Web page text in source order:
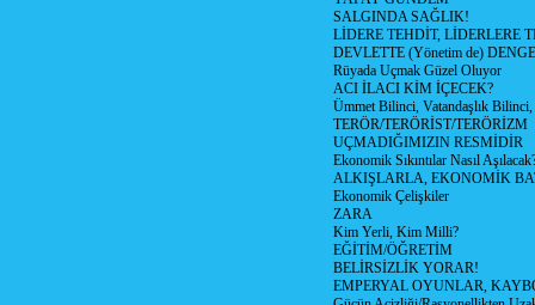
SALGINDA SAĞLIK!
LİDERE TEHDİT, LİDERLERE
DEVLETTE (Yönetim de)
Rüyada Uçmak Güzel Oluyor
ACI İLACI KİM İÇECEK?
Ümmet Bilinci, Vatandaşlık
TERÖR/TERÖRİST/TERÖRİZM
UÇMADIĞIMIZIN RESMİDİR
Ekonomik Sıkıntılar Nasıl
ALKIŞLARLA, EKONOMİK
Ekonomik Çelişkiler
ZARA
Kim Yerli, Kim Milli?
EĞİTİM/ÖĞRETİM
BELİRSİZLİK YORAR!
EMPERYAL OYUNLAR,